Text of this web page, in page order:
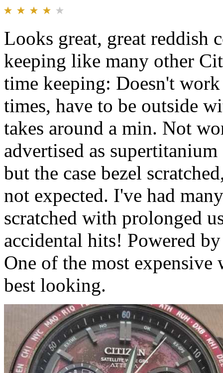
Looks great, great reddish
keeping like many other
time keeping: Doesn't
times, have to be outside
takes around a min. Not
advertised as
but the case bezel
not expected. I've had
scratched with prolonged
accidental hits! Powered
One of the most
best looking.